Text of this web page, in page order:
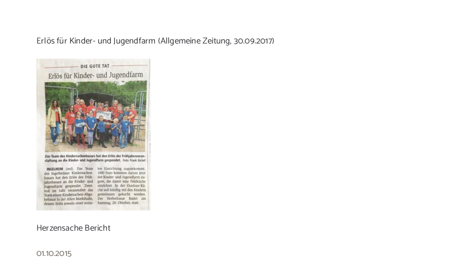
Erlös für Kinder- und Jugendfarm (Allgemeine Zeitung, 30.09.2017)
Herzensache Bericht
01.10.2015